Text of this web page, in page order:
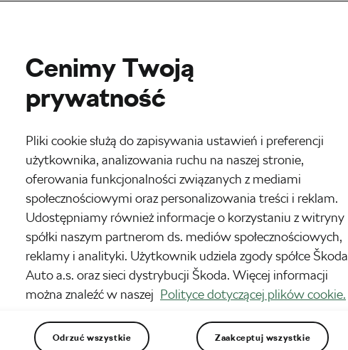
zrobiliśmy dobrze, a co źle, i nieustannie przy tym
Obietnice, które składamy samym
kiedy je spełniamy, choć z drugiej strony, nawet
No chyba że głośno je wykrzyczymy… Zróbmy
Cenimy Twoją
prywatność
Pliki cookie służą do zapisywania ustawień i preferencji
użytkownika, analizowania ruchu na naszej stronie,
oferowania funkcjonalności związanych z mediami
społecznościowymi oraz personalizowania treści i reklam.
Udostępniamy również informacje o korzystaniu z witryny
spółki naszym partnerom ds. mediów społecznościowych,
reklamy i analityki. Użytkownik udziela zgody spółce Škoda
Auto a.s. oraz sieci dystrybucji Škoda. Więcej informacji
można znaleźć w naszej Polityce dotyczącej plików cookie.
Odrzuć wszystkie Zaakceptuj wszystkie